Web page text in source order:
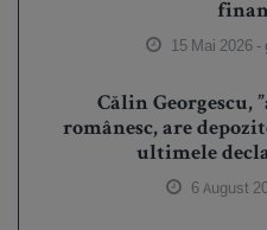
15 Mai 2026 -
Călin Georgescu,
românesc, are
ultimele
6 August